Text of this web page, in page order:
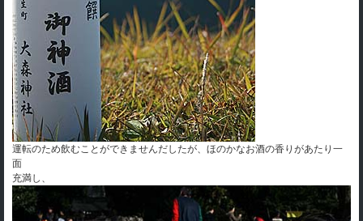
運転のため飲むことができませんだしたが、ほのかなお酒の香りがあたり一
面
充満し、